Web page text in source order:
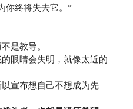
你终将失去它。”
是教导。
眼睛会失明，就像太近的
宣布想自己不想成为先